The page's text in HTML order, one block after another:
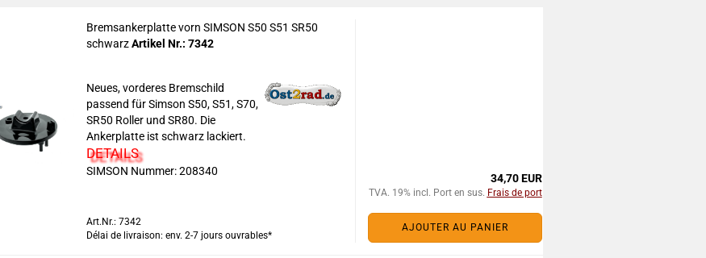
Bremsankerplatte vorn SIMSON S50 S51 SR50
schwarzArtikel Nr.: 7342
Neues, vorderes Bremschild
passend für Simson S50, S51, S70,
SR50 Roller und SR80. Die
Ankerplatte ist schwarz lackiert.
DETAILS
SIMSON Nummer: 208340
Art.Nr.: 7342
Délai de livraison: env. 2-7 jours ouvrables*
34,70 EUR
TVA. 19% incl. Port en sus. Frais de port
AJOUTER AU PANIER